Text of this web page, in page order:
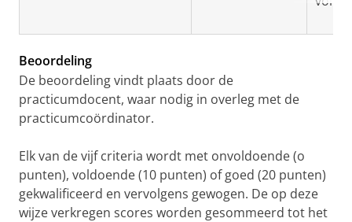
Beoordeling
De beoordeling vindt plaats door de
practicumdocent, waar nodig in overleg met de
practicumcoördinator.
Elk van de vijf criteria wordt met onvoldoende (o
punten), voldoende (10 punten) of goed (20 punten)
gekwalificeerd en vervolgens gewogen. De op deze
wijze verkregen scores worden gesommeerd tot het